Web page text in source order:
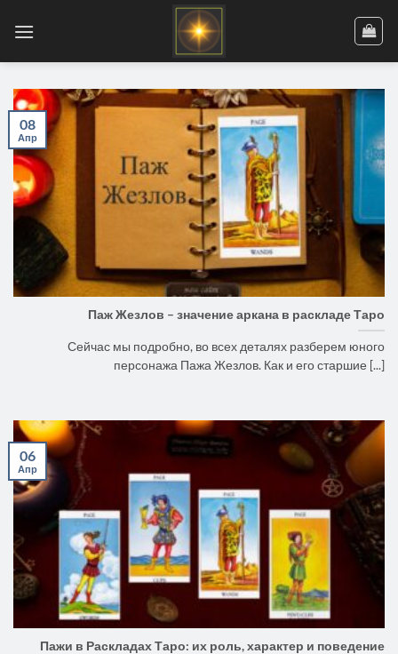
Паж Жезлов – значение аркана в раскладе Таро
Сейчас мы подробно, во всех деталях разберем юного
персонажа Пажа Жезлов. Как и его старшие [...]
08
Апр
Пажи в Раскладах Таро: их роль, характер и поведение
06
Апр